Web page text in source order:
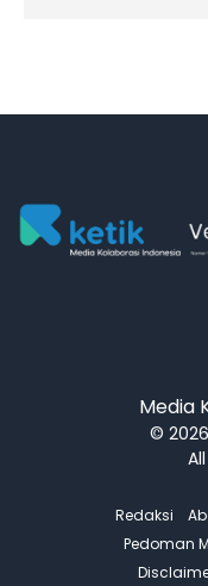
Media
©
Redaksi
Pedoman